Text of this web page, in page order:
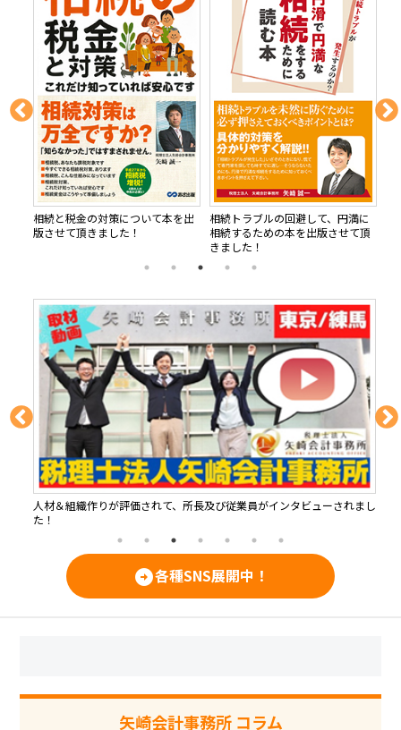
相続と税金の対策について本を出
版させて頂きました！
相続トラブルの回避して、円満に
相続するための本を出版させて頂
きました！
人材＆組織作りが評価されて、所長及び従業員がインタビューされまし
た！
arrow_circle_right各種SNS展開中！
矢崎会計事務所 コラム